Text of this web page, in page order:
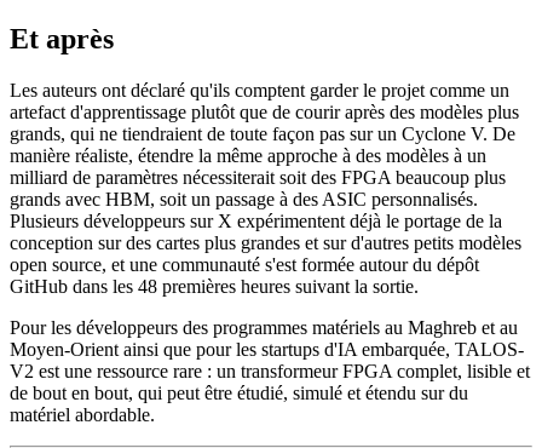
Et après
Les auteurs ont déclaré qu'ils comptent garder le projet comme un
artefact d'apprentissage plutôt que de courir après des modèles plus
grands, qui ne tiendraient de toute façon pas sur un Cyclone V. De
manière réaliste, étendre la même approche à des modèles à un
milliard de paramètres nécessiterait soit des FPGA beaucoup plus
grands avec HBM, soit un passage à des ASIC personnalisés.
Plusieurs développeurs sur X expérimentent déjà le portage de la
conception sur des cartes plus grandes et sur d'autres petits modèles
open source, et une communauté s'est formée autour du dépôt
GitHub dans les 48 premières heures suivant la sortie.
Pour les développeurs des programmes matériels au Maghreb et au
Moyen-Orient ainsi que pour les startups d'IA embarquée, TALOS-
V2 est une ressource rare : un transformeur FPGA complet, lisible et
de bout en bout, qui peut être étudié, simulé et étendu sur du
matériel abordable.